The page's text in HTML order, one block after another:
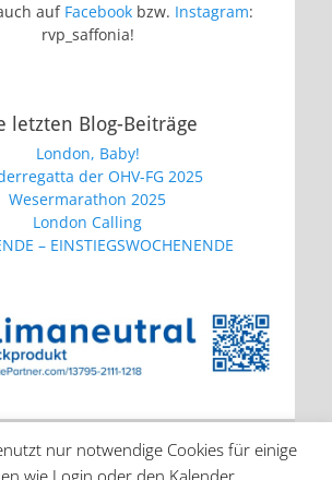
auf Facebook bzw. Instagram:
rvp_saffonia!
letzten Blog-Beiträge
London, Baby!
der OHV-FG 2025
Wesermarathon 2025
London Calling
– EINSTIEGSWOCHENENDE
Datenschutzerklärung|Kontakt|
nur notwendige Cookies für einige